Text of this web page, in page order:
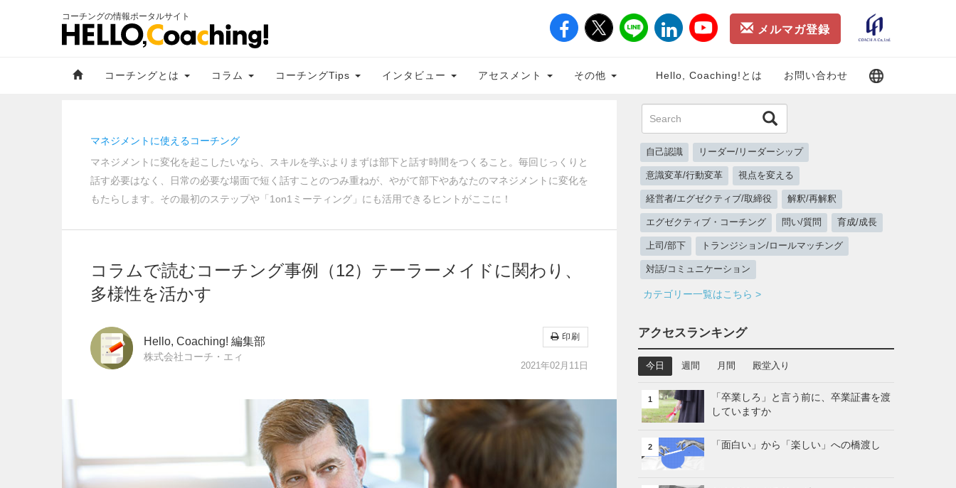
コーチングの情報ポータルサイト
メルマガ登録
コーチングとは コラム コーチングTips インタビュー アセスメント その他 Hello, Coaching!とは お問い合わせ
マネジメントに使えるコーチング
マネジメントに変化を起こしたいなら、スキルを学ぶよりまずは部下と話す時間をつくること。毎回じっくりと
話す必要はなく、日常の必要な場面で短く話すことのつみ重ねが、やがて部下やあなたのマネジメントに変化を
もたらします。その最初のステップや「1on1ミーティング」にも活用できるヒントがここに！
コラムで読むコーチング事例（12）テーラーメイドに関わり、
多様性を活かす
Hello, Coaching! 編集部
株式会社コーチ・エィ
印刷
2021年02月11日
自己認識 リーダー/リーダーシップ
意識変革/行動変革 視点を変える
経営者/エグゼクティブ/取締役 解釈/再解釈
エグゼクティブ・コーチング 問い/質問 育成/成長
上司/部下 トランジション/ロールマッチング
対話/コミュニケーション
カテゴリー一覧はこちら >
アクセスランキング
今日 週間 月間 殿堂入り
1
「卒業しろ」と言う前に、卒業証書を渡
していますか
2 「面白い」から「楽しい」への橋渡し